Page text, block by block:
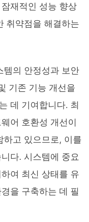
재적인 성능 향상
취약점을 해결하는
템의 안정성과 보안
기존 기능 개선을
데 기여합니다. 최
어 호환성 개선이
하고 있으므로, 이를
다. 시스템에 중요
여 최신 상태를 유
을 구축하는 데 필